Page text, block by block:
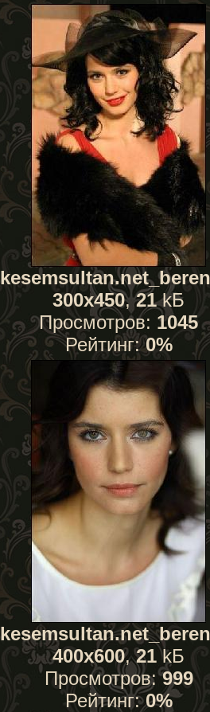
300x450,21kБ
Просмотров: 1045
Рейтинг:0%
400x600,21kБ
Просмотров:999
Рейтинг:0%